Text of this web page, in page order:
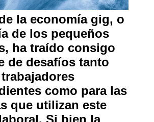
la economía gig, o
de los pequeños
ha traído consigo
de desafíos tanto
como para las
que utilizan este
Si bien la